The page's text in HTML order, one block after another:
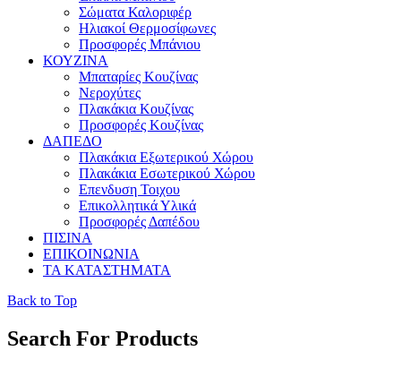
Σώματα Καλοριφέρ
Ηλιακοί Θερμοσίφωνες
Προσφορές Μπάνιου
ΚΟΥΖΙΝΑ
Μπαταρίες Κουζίνας
Νεροχύτες
Πλακάκια Κουζίνας
Προσφορές Κουζίνας
ΔΑΠΕΔΟ
Πλακάκια Εξωτερικού Χώρου
Πλακάκια Εσωτερικού Χώρου
Επενδυση Τοιχου
Επικολλητικά Υλικά
Προσφορές Δαπέδου
ΠΙΣΙΝΑ
ΕΠΙΚΟΙΝΩΝΙΑ
ΤΑ ΚΑΤΑΣΤΗΜΑΤΑ
Back to Top
Search For Products